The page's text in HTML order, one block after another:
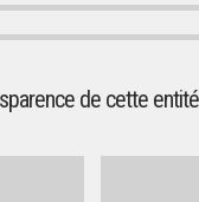
de cette entité